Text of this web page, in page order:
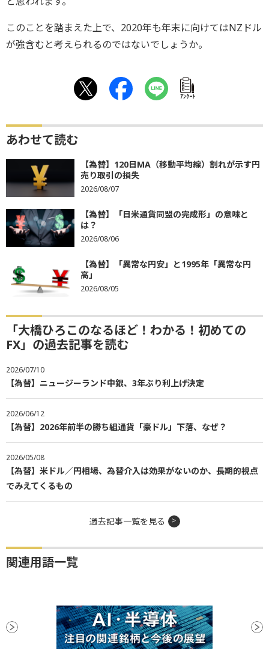
このことを踏まえた上で、2020年も年末に向けてはNZドル
が強含むと考えられるのではないでしょうか。
ｱﾝｹｰﾄ
あわせて読む
【為替】120日MA（移動平均線）割れが示す円
売り取引の損失
2026/08/07
【為替】「日米通貨同盟の完成形」の意味と
は？
2026/08/06
【為替】「異常な円安」と1995年「異常な円
高」
2026/08/05
「大橋ひろこのなるほど！わかる！初めての
FX」の過去記事を読む
2026/07/10
【為替】ニュージーランド中銀、3年ぶり利上げ決定
2026/06/12
【為替】2026年前半の勝ち組通貨「豪ドル」下落、なぜ？
2026/05/08
【為替】米ドル／円相場、為替介入は効果がないのか、長期的視点
でみえてくるもの
過去記事一覧を見る
関連用語一覧